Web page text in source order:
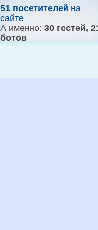
51 посетителей на
сайте
А именно: 30 гостей,
ботов